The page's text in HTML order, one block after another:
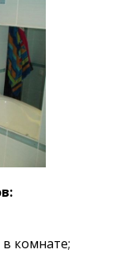
комнате;